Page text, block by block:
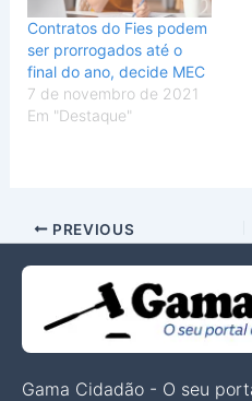
Contratos do Fies podem
ser prorrogados até o
final do ano, decide MEC
7 de novembro de 2021
Em "Destaque"
PREVIOUS
Gama Cidadão - O seu